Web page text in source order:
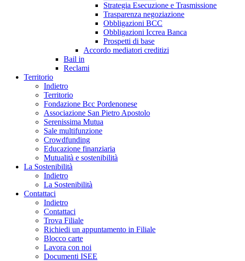
Strategia Esecuzione e Trasmissione
Trasparenza negoziazione
Obbligazioni BCC
Obbligazioni Iccrea Banca
Prospetti di base
Accordo mediatori creditizi
Bail in
Reclami
Territorio
Indietro
Territorio
Fondazione Bcc Pordenonese
Associazione San Pietro Apostolo
Serenissima Mutua
Sale multifunzione
Crowdfunding
Educazione finanziaria
Mutualità e sostenibilità
La Sostenibilità
Indietro
La Sostenibilità
Contattaci
Indietro
Contattaci
Trova Filiale
Richiedi un appuntamento in Filiale
Blocco carte
Lavora con noi
Documenti ISEE